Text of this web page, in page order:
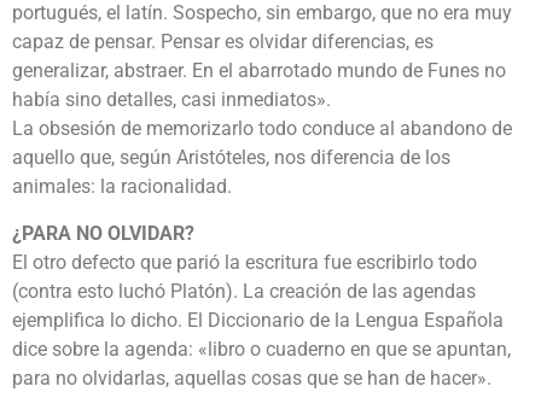
portugués, el latín. Sospecho, sin embargo, que no era muy
capaz de pensar. Pensar es olvidar diferencias, es
generalizar, abstraer. En el abarrotado mundo de Funes no
había sino detalles, casi inmediatos».
La obsesión de memorizarlo todo conduce al abandono de
aquello que, según Aristóteles, nos diferencia de los
animales: la racionalidad.
¿PARA NO OLVIDAR?
El otro defecto que parió la escritura fue escribirlo todo
(contra esto luchó Platón). La creación de las agendas
ejemplifica lo dicho. El Diccionario de la Lengua Española
dice sobre la agenda: «libro o cuaderno en que se apuntan,
para no olvidarlas, aquellas cosas que se han de hacer».